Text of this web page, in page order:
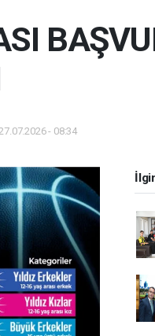
- 08:34